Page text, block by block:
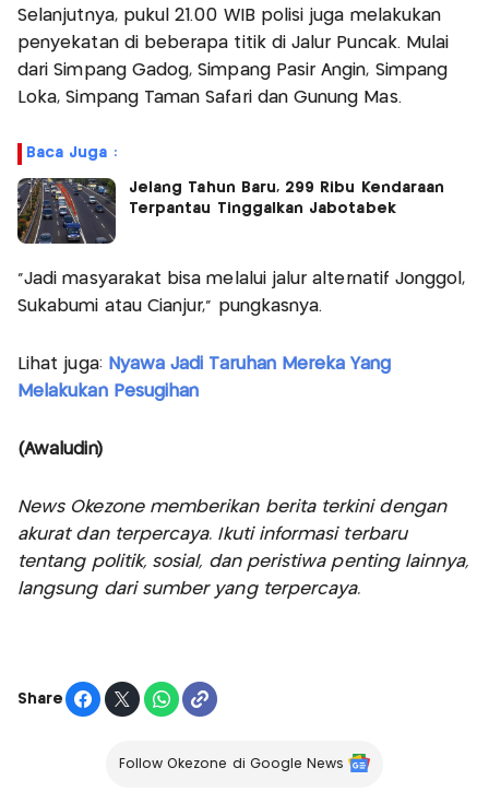
Selanjutnya, pukul 21.00 WIB polisi juga melakukan
penyekatan di beberapa titik di Jalur Puncak. Mulai
dari Simpang Gadog, Simpang Pasir Angin, Simpang
Loka, Simpang Taman Safari dan Gunung Mas.
Baca Juga :
Jelang Tahun Baru, 299 Ribu Kendaraan
Terpantau Tinggalkan Jabotabek
"Jadi masyarakat bisa melalui jalur alternatif Jonggol,
Sukabumi atau Cianjur," pungkasnya.
Lihat juga: Nyawa Jadi Taruhan Mereka Yang
Melakukan Pesugihan
(Awaludin)
News Okezone memberikan berita terkini dengan
akurat dan terpercaya. Ikuti informasi terbaru
tentang politik, sosial, dan peristiwa penting lainnya,
langsung dari sumber yang terpercaya.
Share
Follow Okezone di Google News